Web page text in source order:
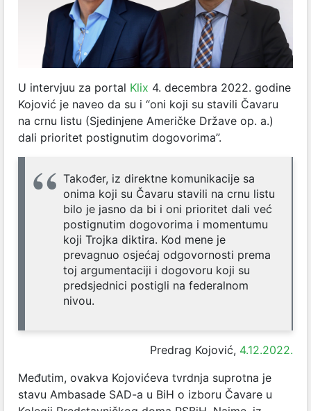
U intervjuu za portal Klix 4. decembra 2022. godine
Kojović je naveo da su i “oni koji su stavili Čavaru
na crnu listu (Sjedinjene Američke Države op. a.)
dali prioritet postignutim dogovorima”.
Također, iz direktne komunikacije sa
onima koji su Čavaru stavili na crnu listu
bilo je jasno da bi i oni prioritet dali već
postignutim dogovorima i momentumu
koji Trojka diktira. Kod mene je
prevagnuo osjećaj odgovornosti prema
toj argumentaciji i dogovoru koji su
predsjednici postigli na federalnom
nivou.
Predrag Kojović, 4.12.2022.
Međutim, ovakva Kojovićeva tvrdnja suprotna je
stavu Ambasade SAD-a u BiH o izboru Čavare u